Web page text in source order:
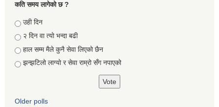
कति समय लागेको छ ?
Choices
उही दिन
२ दिन वा त्यो भन्दा बढी
हाल सम्म मैले कुनै सेवा लिएको छैन
झन्झटिलो लाग्यो र सेवा राम्रो सँग नपाएको
Older polls